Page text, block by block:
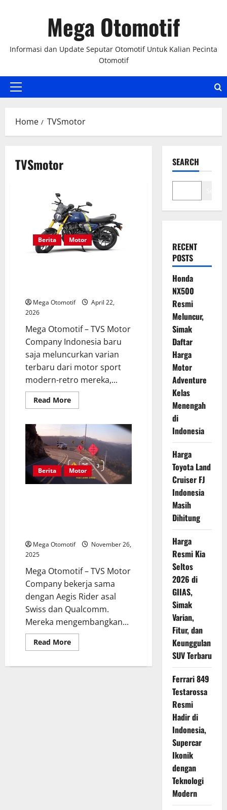
Mega Otomotif
Informasi dan Update Seputar Otomotif Untuk Kalian Pecinta
Otomotif
Primary
Home TVSmotor
TVSmotor
Berita Motor
Mega Otomotif
April 22,
2026
Mega Otomotif – TVS Motor
Company Indonesia baru
saja meluncurkan varian
terbaru dari motor sport
modern-retro mereka,...
Read MoreRead
more
Ronin
2026
Resmi
Meluncur,
Hadir
dengan
Warna
Baru
Midnight
Berita Motor
Mega Otomotif
November 26,
2025
Mega Otomotif – TVS Motor
Company bekerja sama
dengan Aegis Rider asal
Swiss dan Qualcomm.
Mereka mengembangkan...
Read MoreRead
more
Rancang
SEARCH
RECENT
POSTS
Honda
NX500
Resmi
Meluncur,
Simak
Daftar
Harga
Motor
Adventure
Kelas
Menengah
di
Indonesia
Harga
Toyota Land
Cruiser FJ
Indonesia
Masih
Dihitung
Harga
Resmi Kia
Seltos
2026 di
GIIAS,
Simak
Varian,
Fitur, dan
Keunggulan
SUV Terbaru
Ferrari 849
Testarossa
Resmi
Hadir di
Indonesia,
Supercar
Ikonik
dengan
Teknologi
Modern